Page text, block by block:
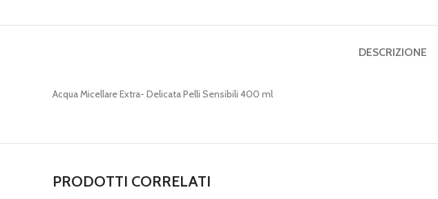
DESCRIZIONE
Acqua Micellare Extra- Delicata Pelli Sensibili 400 ml
PRODOTTI CORRELATI